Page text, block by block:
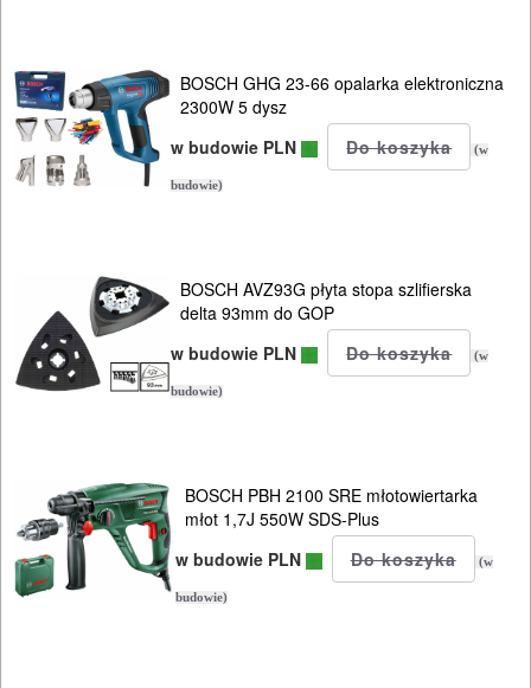
BOSCH GHG 23-66 opalarka elektroniczna
2300W 5 dysz
w budowie PLN
(w
budowie)
BOSCH AVZ93G płyta stopa szlifierska
delta 93mm do GOP
w budowie PLN
(w
budowie)
BOSCH PBH 2100 SRE młotowiertarka
młot 1,7J 550W SDS-Plus
w budowie PLN
(w
budowie)